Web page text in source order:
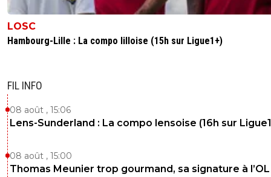
LOSC
Hambourg-Lille : La compo lilloise (15h sur Ligue1+)
FIL INFO
08 août , 15:06
Lens-Sunderland : La compo lensoise (16h sur
08 août , 15:00
Thomas Meunier trop gourmand, sa signature à l’OL